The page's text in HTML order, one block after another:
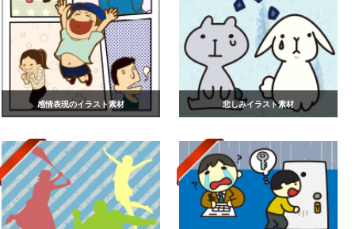
感情表現のイラスト素材 悲しみイラスト素材